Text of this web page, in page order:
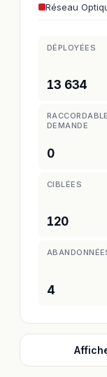
Réseau
DÉPLOYÉES
13 634
DEMANDE
0
CIBLÉES
120
4